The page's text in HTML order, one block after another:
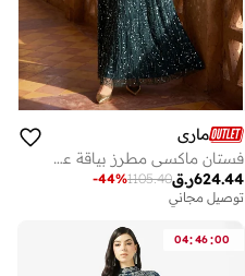
ماري
فستان ماكسي مطرز بياقة عالية
ر.ق624.44
1105.40
-44%
توصيل مجاني
04:46:00